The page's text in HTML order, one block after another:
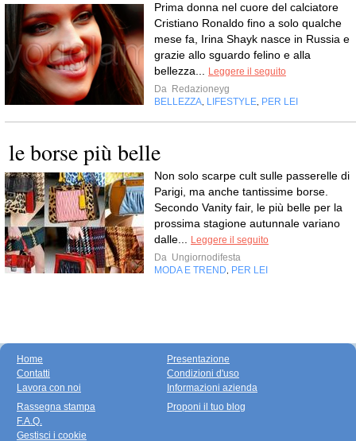
Prima donna nel cuore del calciatore
Cristiano Ronaldo fino a solo qualche
mese fa, Irina Shayk nasce in Russia e
grazie allo sguardo felino e alla
bellezza... Leggere il seguito
Da Redazioneyg
BELLEZZA, LIFESTYLE, PER LEI
le borse più belle
Non solo scarpe cult sulle passerelle di
Parigi, ma anche tantissime borse.
Secondo Vanity fair, le più belle per la
prossima stagione autunnale variano
dalle... Leggere il seguito
Da Ungiornodifesta
MODA E TREND, PER LEI
Home
Contatti
Lavora con noi
Presentazione
Condizioni d'uso
Informazioni azienda
Rassegna stampa
F.A.Q.
Gestisci i cookie
Proponi il tuo blog